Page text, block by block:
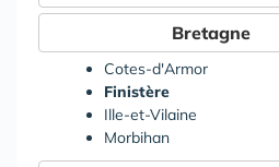
Bretagne
Cotes-d'Armor
Finistère
Ille-et-Vilaine
Morbihan